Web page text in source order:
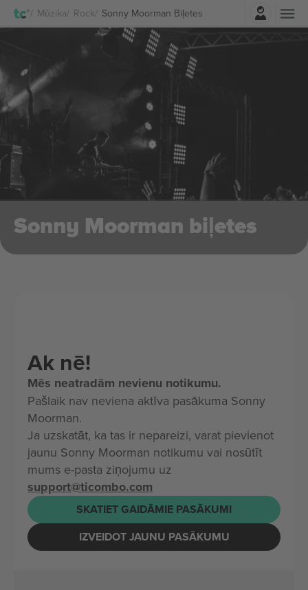
Mūzika Rock Sonny Moorman Biļetes
Pierakstīties
Sonny Moorman biļetes
Ak nē!
Mēs neatradām nevienu notikumu.
Pašlaik nav neviena aktīva pasākuma Sonny
Moorman.
Ja uzskatāt, ka tas ir nepareizi, varat pievienot
jaunu Sonny Moorman notikumu vai nosūtīt
mums e-pasta ziņojumu uz
support@ticombo.com
SKATIET GAIDĀMIE PASĀKUMI
IZVEIDOT JAUNU PASĀKUMU